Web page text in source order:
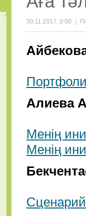
30.11.2017, 0:00
Алиева
Менің
Менің